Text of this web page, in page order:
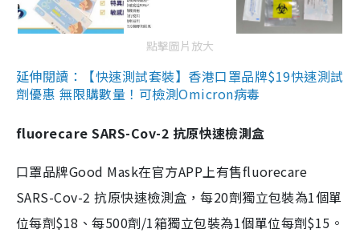
點擊圖片放大
延伸閱讀：【快速測試套裝】香港口罩品牌$19快速測試
劑優惠 無限購數量！可檢測Omicron病毒
fluorecare SARS-Cov-2 抗原快速檢測盒
口罩品牌Good Mask在官方APP上有售fluorecare
SARS-Cov-2 抗原快速檢測盒，每20劑獨立包裝為1個單
位每劑$18、每500劑/1箱獨立包裝為1個單位每劑$15。